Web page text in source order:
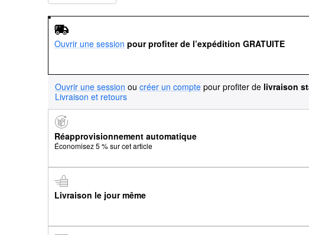
Ouvrir une session pour profiter de l’expédition GRATUITE
Ouvrir une session ou créer un compte pour profiter de livraison
Livraison et retours
Réapprovisionnement automatique
Économisez 5 % sur cet article
Livraison le jour même